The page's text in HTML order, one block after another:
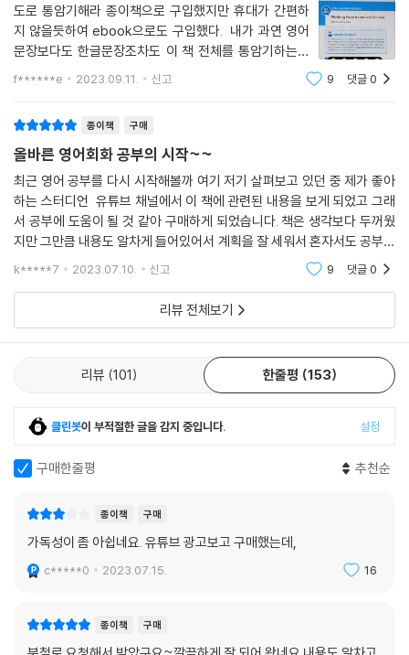
How about we meet at Sookmyung Women’s University Stati
on?
DAY 041 동사 get을 이용해 무언가를 가져다주는 표현 말하기
I’m good.
DAY 043 여러모로 쓸모가 많은 figure out 활용하기
You figured that out right away.
DAY 044 동사 use를 이용해 넌지시 필요성 말하기
I could really use a cup of coffee.
I can’t complain at all.
DAY 047 동사 owe를 이용해 갚아야 할 돈이나 신세에 대해 말하기
DAY 048 동감 나타내기
I feel the same way.
Transferring twice feels like a huge hassle.
도로 통암기해라 종이책으로 구입했지만 휴대가 간편하
지 않을듯하여 ebook으로도 구입했다. 내가 과연 영어
문장보다도 한글문장조차도 이 책 전체를 통암기하는게
가능할지 의문인 책이지만 한번 도전해보려고 한다. 100
f******e 2023.09.11. 신고 9 댓글0
종이책 구매
올바른 영어회화 공부의 시작~~
최근 영어 공부를 다시 시작해볼까 여기 저기 살펴보고 있던 중 제가 좋아
하는 스터디언 유튜브 채널에서 이 책에 관련된 내용을 보게 되었고 그래
서 공부에 도움이 될 것 같아 구매하게 되었습니다. 책은 생각보다 두꺼웠
지만 그만큼 내용도 알차게 들어있어서 계획을 잘 세워서 혼자서도 공부할
수 있을 것 같아요. 근데 혹시라도 혼자 공부하기 버거운 분들은 저자 강의
k*****7 2023.07.10. 신고 9 댓글0
리뷰 전체보기
리뷰 101 한줄평 153
클린봇이 부적절한 글을 감지 중입니다. 설정
구매한줄평 추천순
종이책 구매
가독성이 좀 아쉽네요. 유튜브 광고보고 구매했는데,
c*****0 2023.07.15. 16
종이책 구매